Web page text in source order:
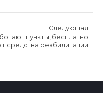
Следующая
пункты, бесплатно
средства реабилитации